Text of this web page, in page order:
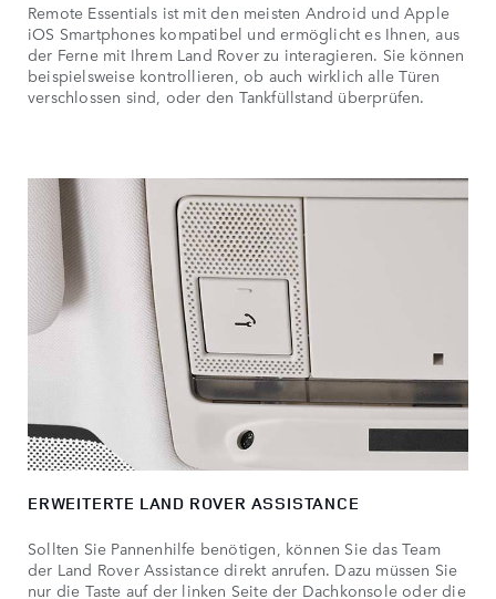
Remote Essentials ist mit den meisten Android und Apple
iOS Smartphones kompatibel und ermöglicht es Ihnen, aus
der Ferne mit Ihrem Land Rover zu interagieren. Sie können
beispielsweise kontrollieren, ob auch wirklich alle Türen
verschlossen sind, oder den Tankfüllstand überprüfen.
ERWEITERTE LAND ROVER ASSISTANCE
Sollten Sie Pannenhilfe benötigen, können Sie das Team
der Land Rover Assistance direkt anrufen. Dazu müssen Sie
nur die Taste auf der linken Seite der Dachkonsole oder die